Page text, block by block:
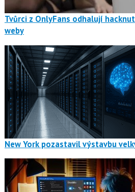
Tvůrci z OnlyFans odhalují
weby
New York pozastavil výstavbu